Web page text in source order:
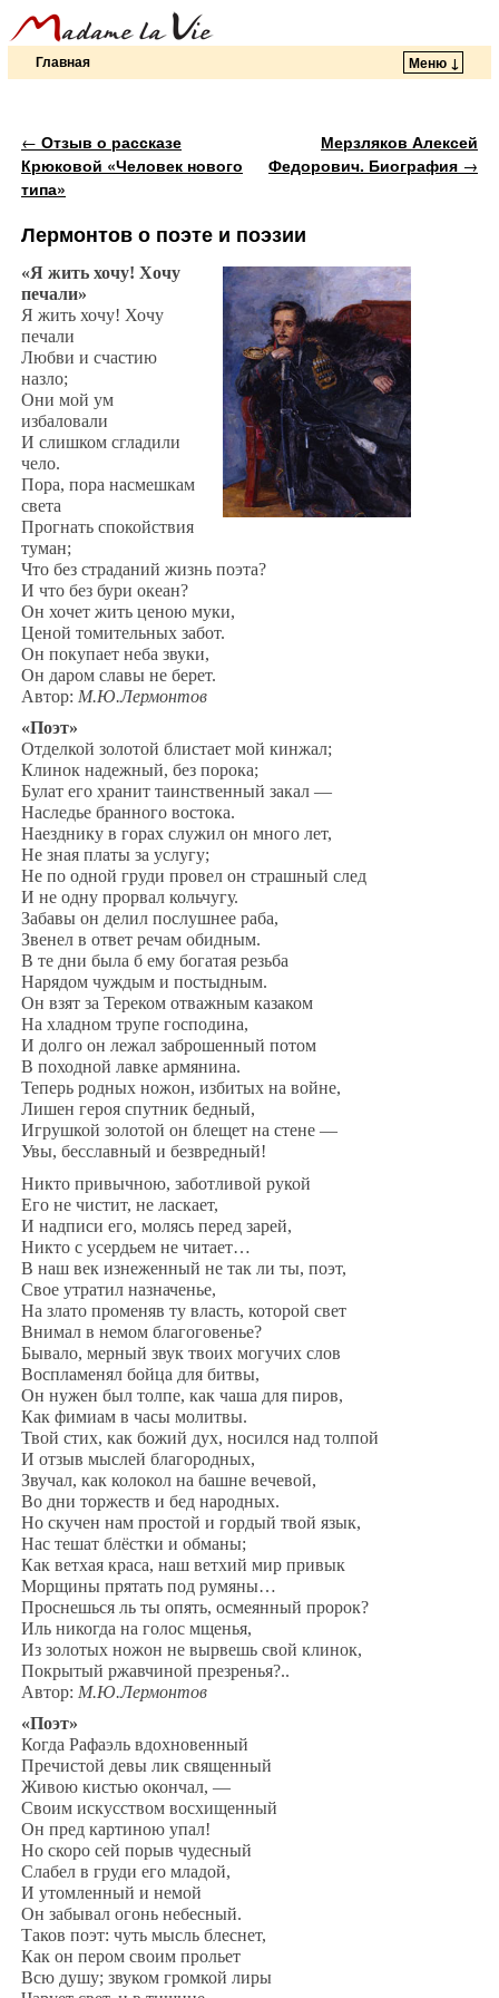
Главная Меню ↓
Навигация по записям
← Отзыв о рассказе
Крюковой «Человек нового
типа»
Мерзляков Алексей
Федорович. Биография →
Лермонтов о поэте и поэзии
«Я жить хочу! Хочу
печали»
Я жить хочу! Хочу
печали
Любви и счастию
назло;
Они мой ум
избаловали
И слишком сгладили
чело.
Пора, пора насмешкам
света
Прогнать спокойствия
туман;
Что без страданий жизнь поэта?
И что без бури океан?
Он хочет жить ценою муки,
Ценой томительных забот.
Он покупает неба звуки,
Он даром славы не берет.
Автор: М.Ю.Лермонтов
«Поэт»
Отделкой золотой блистает мой кинжал;
Клинок надежный, без порока;
Булат его хранит таинственный закал —
Наследье бранного востока.
Наезднику в горах служил он много лет,
Не зная платы за услугу;
Не по одной груди провел он страшный след
И не одну прорвал кольчугу.
Забавы он делил послушнее раба,
Звенел в ответ речам обидным.
В те дни была б ему богатая резьба
Нарядом чуждым и постыдным.
Он взят за Тереком отважным казаком
На хладном трупе господина,
И долго он лежал заброшенный потом
В походной лавке армянина.
Теперь родных ножон, избитых на войне,
Лишен героя спутник бедный,
Игрушкой золотой он блещет на стене —
Увы, бесславный и безвредный!
Никто привычною, заботливой рукой
Его не чистит, не ласкает,
И надписи его, молясь перед зарей,
Никто с усердьем не читает…
В наш век изнеженный не так ли ты, поэт,
Свое утратил назначенье,
На злато променяв ту власть, которой свет
Внимал в немом благоговенье?
Бывало, мерный звук твоих могучих слов
Воспламенял бойца для битвы,
Он нужен был толпе, как чаша для пиров,
Как фимиам в часы молитвы.
Твой стих, как божий дух, носился над толпой
И отзыв мыслей благородных,
Звучал, как колокол на башне вечевой,
Во дни торжеств и бед народных.
Но скучен нам простой и гордый твой язык,
Нас тешат блёстки и обманы;
Как ветхая краса, наш ветхий мир привык
Морщины прятать под румяны…
Проснешься ль ты опять, осмеянный пророк?
Иль никогда на голос мщенья,
Из золотых ножон не вырвешь свой клинок,
Покрытый ржавчиной презренья?..
Автор: М.Ю.Лермонтов
«Поэт»
Когда Рафаэль вдохновенный
Пречистой девы лик священный
Живою кистью окончал, —
Своим искусством восхищенный
Он пред картиною упал!
Но скоро сей порыв чудесный
Слабел в груди его младой,
И утомленный и немой
Он забывал огонь небесный.
Таков поэт: чуть мысль блеснет,
Как он пером своим прольет
Всю душу; звуком громкой лиры